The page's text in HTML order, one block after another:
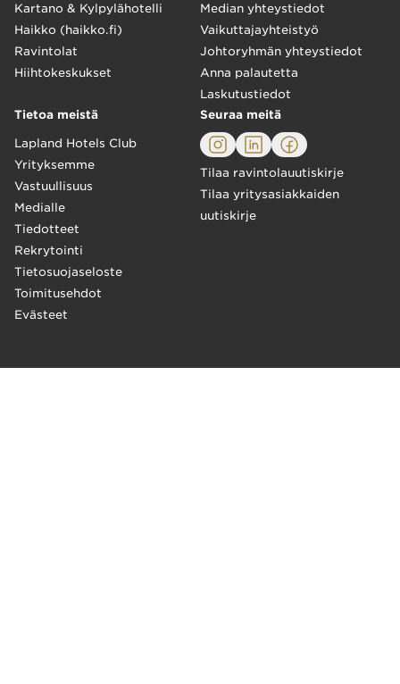
Kartano & Kylpylähotelli
Haikko (haikko.fi)
Ravintolat
Hiihtokeskukset
Median yhteystiedot
Vaikuttajayhteistyö
Johtoryhmän yhteystiedot
Anna palautetta
Laskutustiedot
Tietoa meistä
Lapland Hotels Club
Yrityksemme
Vastuullisuus
Medialle
Tiedotteet
Rekrytointi
Tietosuojaseloste
Toimitusehdot
Evästeet
Seuraa meitä
Tilaa ravintolauutiskirje
Tilaa yritysasiakkaiden
uutiskirje